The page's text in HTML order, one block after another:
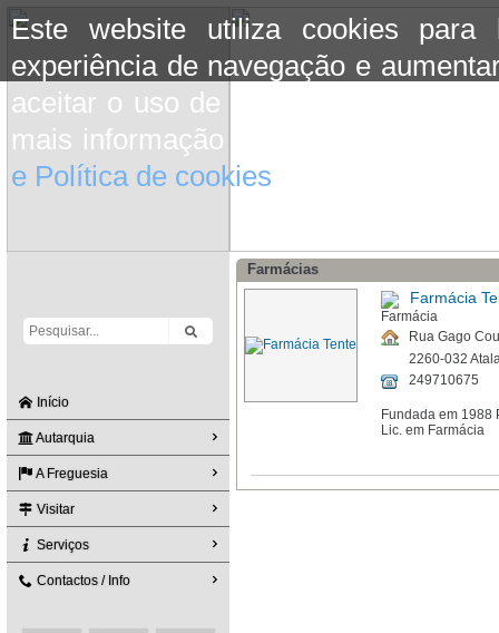
Este website utiliza cookies para
experiência de navegação e
aceitar o uso de cookies basta
mais informação consulte a
e Política de cookies
Início
Autarquia
A Freguesia
Visitar
Serviços
Contactos / Info
Farmácias
Farmácia
Rua Gago
2260-032
249710675
Fundada em 1988
Lic. em Farmácia